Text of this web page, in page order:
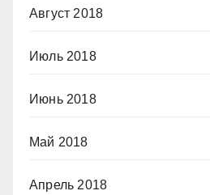
Август 2018
Июль 2018
Июнь 2018
Май 2018
Апрель 2018